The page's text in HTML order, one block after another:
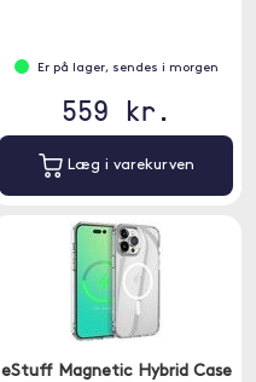
Er på lager, sendes i morgen
559 kr.
Læg i varekurven
eStuff Magnetic Hybrid Case